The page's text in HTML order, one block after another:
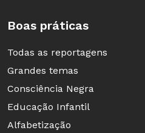
Boas práticas
Todas as reportagens
Grandes temas
Consciência Negra
Educação Infantil
Alfabetização